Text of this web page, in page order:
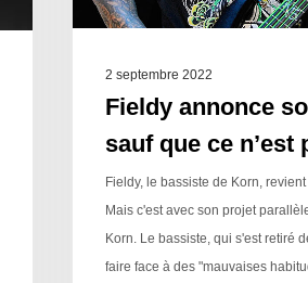
2 septembre 2022
Fieldy annonce
sauf que ce n’est
Fieldy, le bassiste de Korn,
Mais c'est avec son projet
Korn. Le bassiste, qui s'est retiré
faire face à des "mauvaises